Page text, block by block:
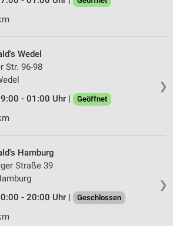
❯
Wedel
Str. 96-98
- 01:00 Uhr |
Geöffnet
❯
Hamburg
Straße 39
- 20:00 Uhr |
Geschlossen